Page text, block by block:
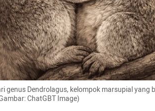
genus Dendrolagus, kelompok marsupial yang
ChatGBT Image)